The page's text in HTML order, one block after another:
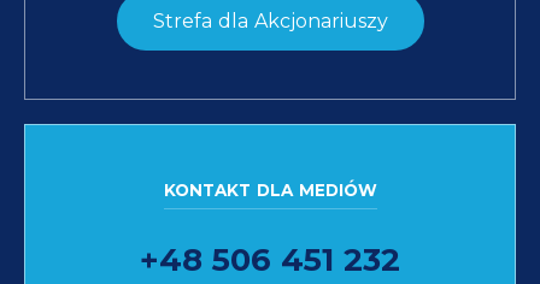
Strefa dla Akcjonariuszy
KONTAKT DLA MEDIÓW
+48 506 451 232